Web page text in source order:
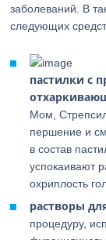
заболеваний. В
следующих
пастилки с
Мом,
першение и
в состав
успокаивают
охриплость
растворы
процедуру,